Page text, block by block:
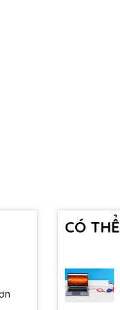
CÓ THỂ